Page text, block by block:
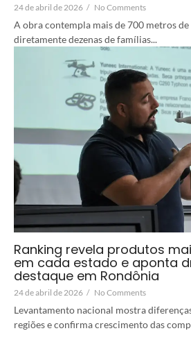
24 de abril de 2026 / No Comments
A obra contempla mais de 700 metros
diretamente dezenas de famílias...
Ranking revela produtos
em cada estado e aponta
destaque em Rondônia
24 de abril de 2026 / No Comments
Levantamento nacional mostra
regiões e confirma crescimento das